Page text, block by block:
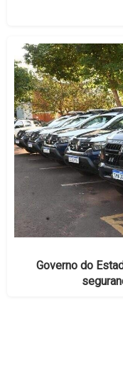
Governo do